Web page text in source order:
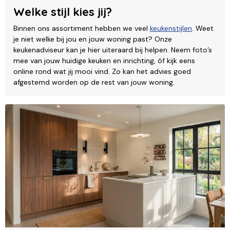
Welke stijl kies jij?
Binnen ons assortiment hebben we veel keukenstijlen. Weet
je niet welke bij jou en jouw woning past? Onze
keukenadviseur kan je hier uiteraard bij helpen. Neem foto’s
mee van jouw huidige keuken en inrichting, óf kijk eens
online rond wat jij mooi vind. Zo kan het advies goed
afgestemd worden op de rest van jouw woning.